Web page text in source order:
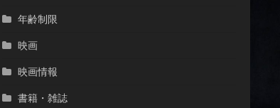
年齢制限
映画
映画情報
書籍・雑誌